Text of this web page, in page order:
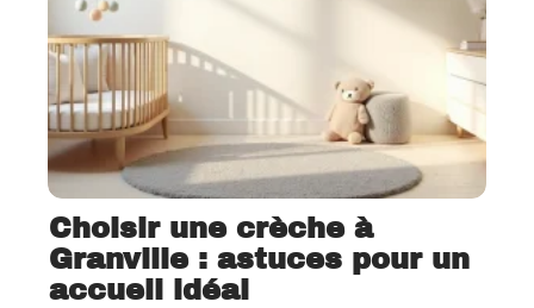
Choisir une crèche à
Granville : astuces pour un
accueil idéal